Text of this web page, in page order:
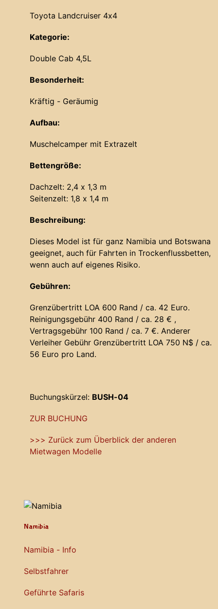
Toyota Landcruiser 4x4
Kategorie:
Double Cab 4,5L
Besonderheit:
Kräftig - Geräumig
Aufbau:
Muschelcamper mit Extrazelt
Bettengröße:
Dachzelt: 2,4 x 1,3 m
Seitenzelt: 1,8 x 1,4 m
Beschreibung:
Dieses Model ist für ganz Namibia und Botswana
geeignet, auch für Fahrten in Trockenflussbetten,
wenn auch auf eigenes Risiko.
Gebühren:
Grenzübertritt LOA 600 Rand / ca. 42 Euro.
Reinigungsgebühr 400 Rand / ca. 28 € ,
Vertragsgebühr 100 Rand / ca. 7 €. Anderer
Verleiher Gebühr Grenzübertritt LOA 750 N$ / ca.
56 Euro pro Land.
Buchungskürzel: BUSH-04
ZUR BUCHUNG
>>> Zurück zum Überblick der anderen
Mietwagen Modelle
Namibia
Namibia - Info
Selbstfahrer
Geführte Safaris